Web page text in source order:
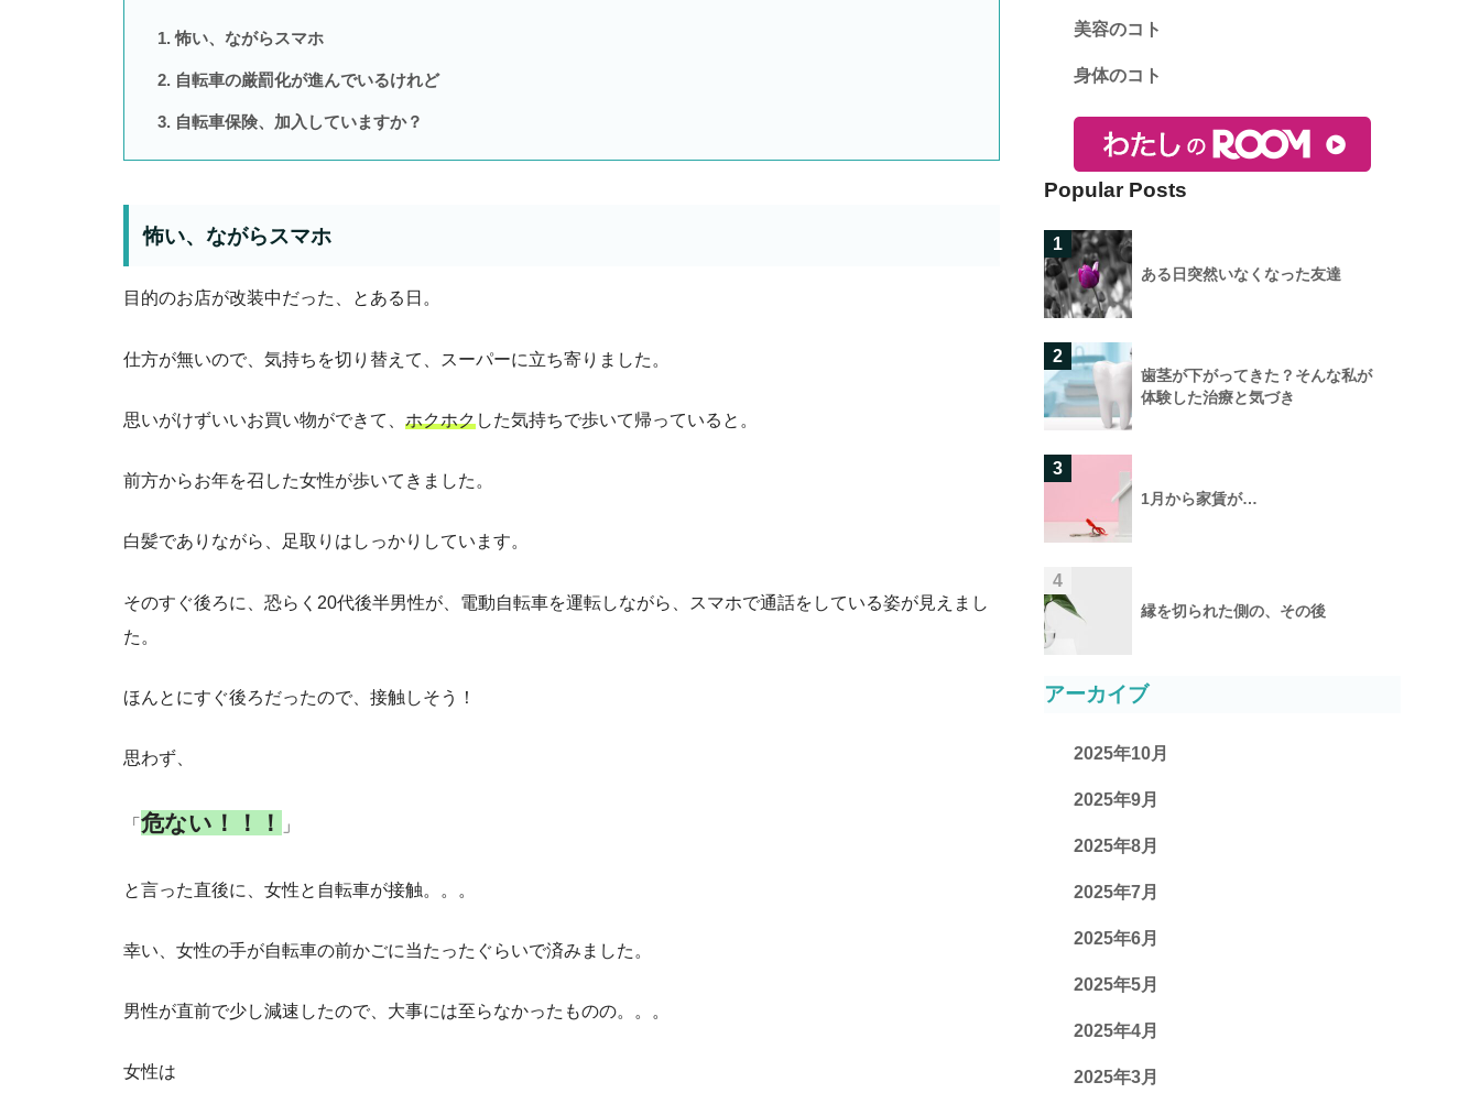
怖い、ながらスマホ
自転車の厳罰化が進んでいるけれど
自転車保険、加入していますか？
怖い、ながらスマホ
目的のお店が改装中だった、とある日。
仕方が無いので、気持ちを切り替えて、スーパーに立ち寄りました。
思いがけずいいお買い物ができて、 ホクホクした気持ちで歩いて帰っていると。
前方からお年を召した女性が歩いてきました。
白髪でありながら、足取りはしっかりしています。
そのすぐ後ろに、恐らく20代後半男性が、電動自転車を運転しながら、スマホで通話をしている姿が見えまし
た。
ほんとにすぐ後ろだったので、接触しそう！
思わず、
「危ない！！！ 」
と言った直後に、女性と自転車が接触。。。
幸い、女性の手が自転車の前かごに当たったぐらいで済みました。
男性が直前で少し減速したので、大事には至らなかったものの。。。
女性は
美容のコト
身体のコト
Popular Posts
1
ある日突然いなくなった友達
2
歯茎が下がってきた？そんな私が
体験した治療と気づき
3
1月から家賃が…
4
縁を切られた側の、その後
アーカイブ
2025年10月
2025年9月
2025年8月
2025年7月
2025年6月
2025年5月
2025年4月
2025年3月